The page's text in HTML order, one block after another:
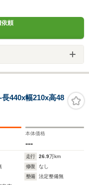
依頼
440x幅210x高48
本体価格
---
走行 26.9万km
修復
なし
整備
法定整備無